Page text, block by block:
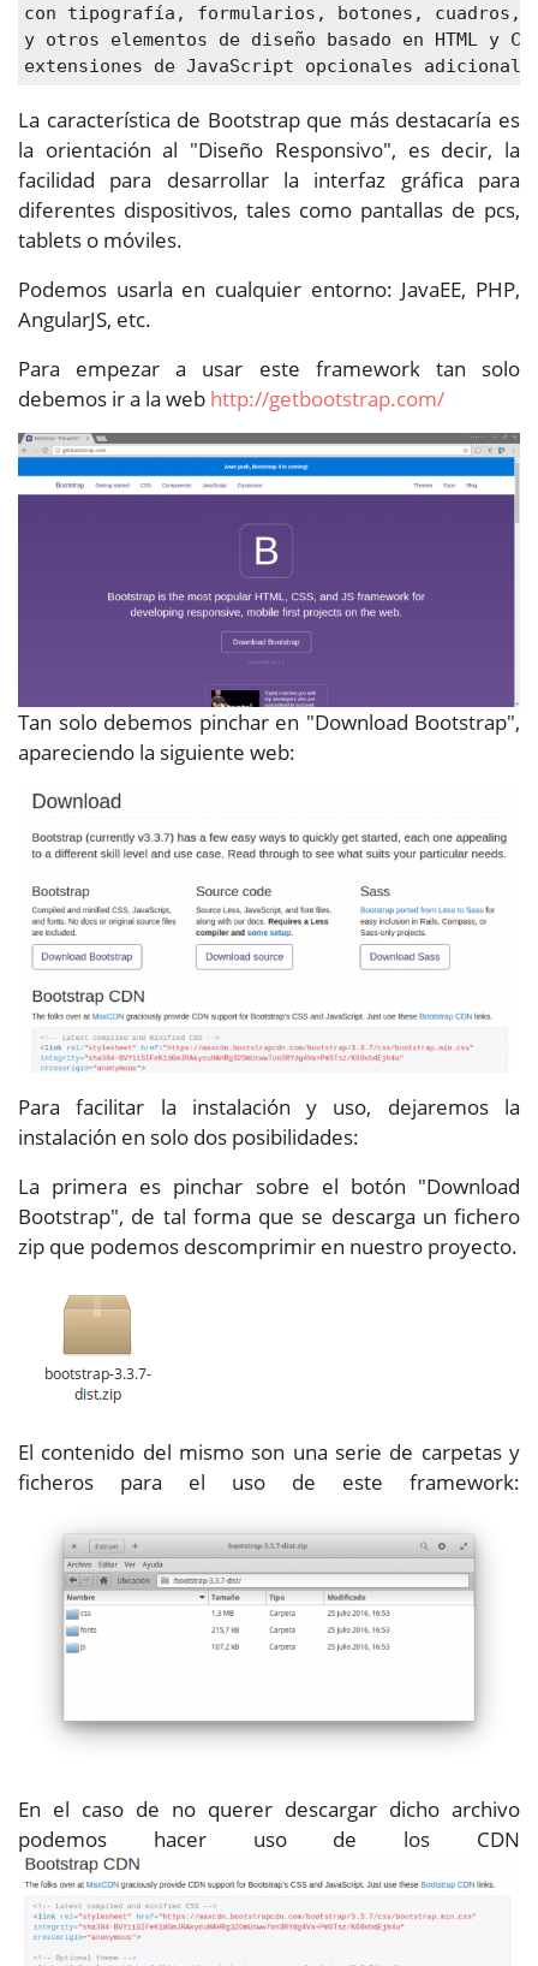
con tipografía, formularios, botones, cuadros,
y otros elementos de diseño basado en HTML y
extensiones de JavaScript opcionales
La característica de Bootstrap que más destacaría es
la orientación al "Diseño Responsivo", es decir, la
facilidad para desarrollar la interfaz gráfica para
diferentes dispositivos, tales como pantallas de pcs,
tablets o móviles.
Podemos usarla en cualquier entorno: JavaEE, PHP,
AngularJS, etc.
Para empezar a usar este framework tan solo
debemos ir a la web http://getbootstrap.com/
Tan solo debemos pinchar en "Download Bootstrap",
apareciendo la siguiente web:
Para facilitar la instalación y uso, dejaremos la
instalación en solo dos posibilidades:
La primera es pinchar sobre el botón "Download
Bootstrap", de tal forma que se descarga un fichero
zip que podemos descomprimir en nuestro proyecto.
El contenido del mismo son una serie de carpetas y
ficheros para el uso de este framework:
En el caso de no querer descargar dicho archivo
podemos hacer uso de los CDN